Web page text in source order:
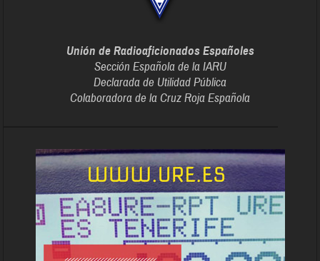
Unión de Radioaficionados Españoles
Sección Española de la IARU
Declarada de Utilidad Pública
Colaboradora de la Cruz Roja Española